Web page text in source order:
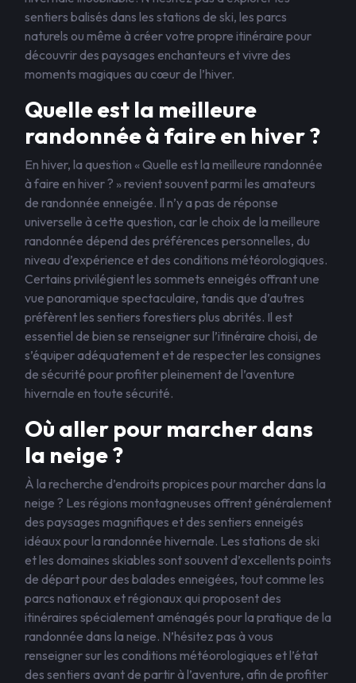
sentiers balisés dans les stations de ski, les parcs
naturels ou même à créer votre propre itinéraire pour
découvrir des paysages enchanteurs et vivre des
moments magiques au cœur de l’hiver.
Quelle est la meilleure
randonnée à faire en hiver ?
En hiver, la question « Quelle est la meilleure randonnée
à faire en hiver ? » revient souvent parmi les amateurs
de randonnée enneigée. Il n’y a pas de réponse
universelle à cette question, car le choix de la meilleure
randonnée dépend des préférences personnelles, du
niveau d’expérience et des conditions météorologiques.
Certains privilégient les sommets enneigés offrant une
vue panoramique spectaculaire, tandis que d’autres
préfèrent les sentiers forestiers plus abrités. Il est
essentiel de bien se renseigner sur l’itinéraire choisi, de
s’équiper adéquatement et de respecter les consignes
de sécurité pour profiter pleinement de l’aventure
hivernale en toute sécurité.
Où aller pour marcher dans
la neige ?
À la recherche d’endroits propices pour marcher dans la
neige ? Les régions montagneuses offrent généralement
des paysages magnifiques et des sentiers enneigés
idéaux pour la randonnée hivernale. Les stations de ski
et les domaines skiables sont souvent d’excellents points
de départ pour des balades enneigées, tout comme les
parcs nationaux et régionaux qui proposent des
itinéraires spécialement aménagés pour la pratique de la
randonnée dans la neige. N’hésitez pas à vous
renseigner sur les conditions météorologiques et l’état
des sentiers avant de partir à l’aventure, afin de profiter